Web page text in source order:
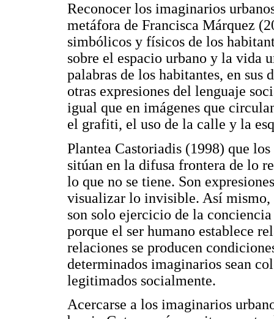
Reconocer los imaginarios
metáfora de Francisca Márquez
simbólicos y físicos de los
sobre el espacio urbano y la vida
palabras de los habitantes, en sus
otras expresiones del lenguaje
igual que en imágenes que
el grafiti, el uso de la calle y la
Plantea Castoriadis (1998) que
sitúan en la difusa frontera de lo
lo que no se tiene. Son
visualizar lo invisible. Así mismo,
son solo ejercicio de la
porque el ser humano establece
relaciones se producen
determinados imaginarios sean
legitimados socialmente.
Acercarse a los imaginarios